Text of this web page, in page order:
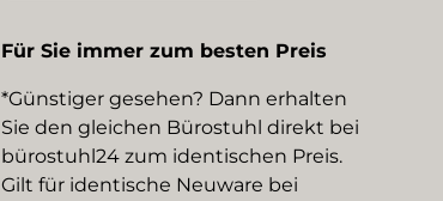
Für Sie immer zum besten Preis
*Günstiger gesehen? Dann erhalten
Sie den gleichen Bürostuhl direkt bei
bürostuhl24 zum identischen Preis.
Gilt für identische Neuware bei